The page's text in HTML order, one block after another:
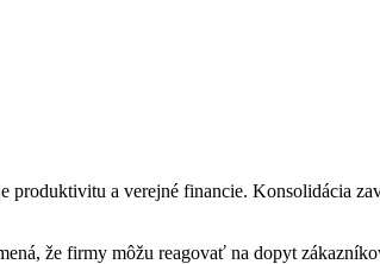
a verejné financie. Konsolidácia
že firmy môžu reagovať na dopyt